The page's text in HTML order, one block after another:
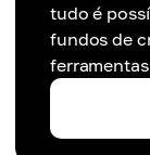
tudo é
fundos de